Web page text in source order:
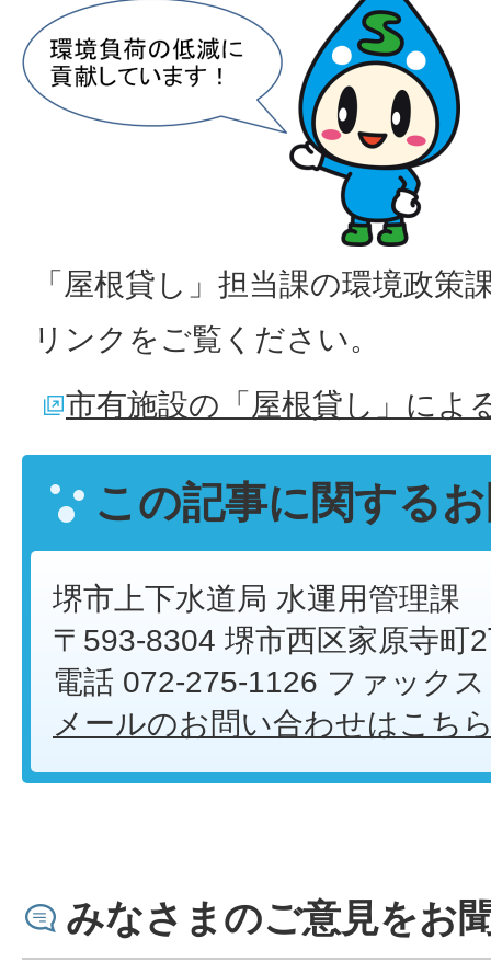
「屋根貸し」担当課の環境政策
リンクをご覧ください。
市有施設の「屋根貸し」によ
この記事に関する
堺市上下水道局 水運用管理課
〒593-8304 堺市西区家原寺町
電話 072-275-1126 ファック
メールのお問い合わせはこち
みなさまのご意見をお